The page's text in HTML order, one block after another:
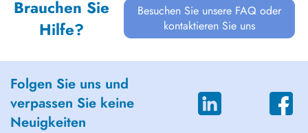
Brauchen Sie
Hilfe?
Besuchen Sie unsere FAQ oder
kontaktieren Sie uns
Folgen Sie uns und
verpassen Sie keine
Neuigkeiten